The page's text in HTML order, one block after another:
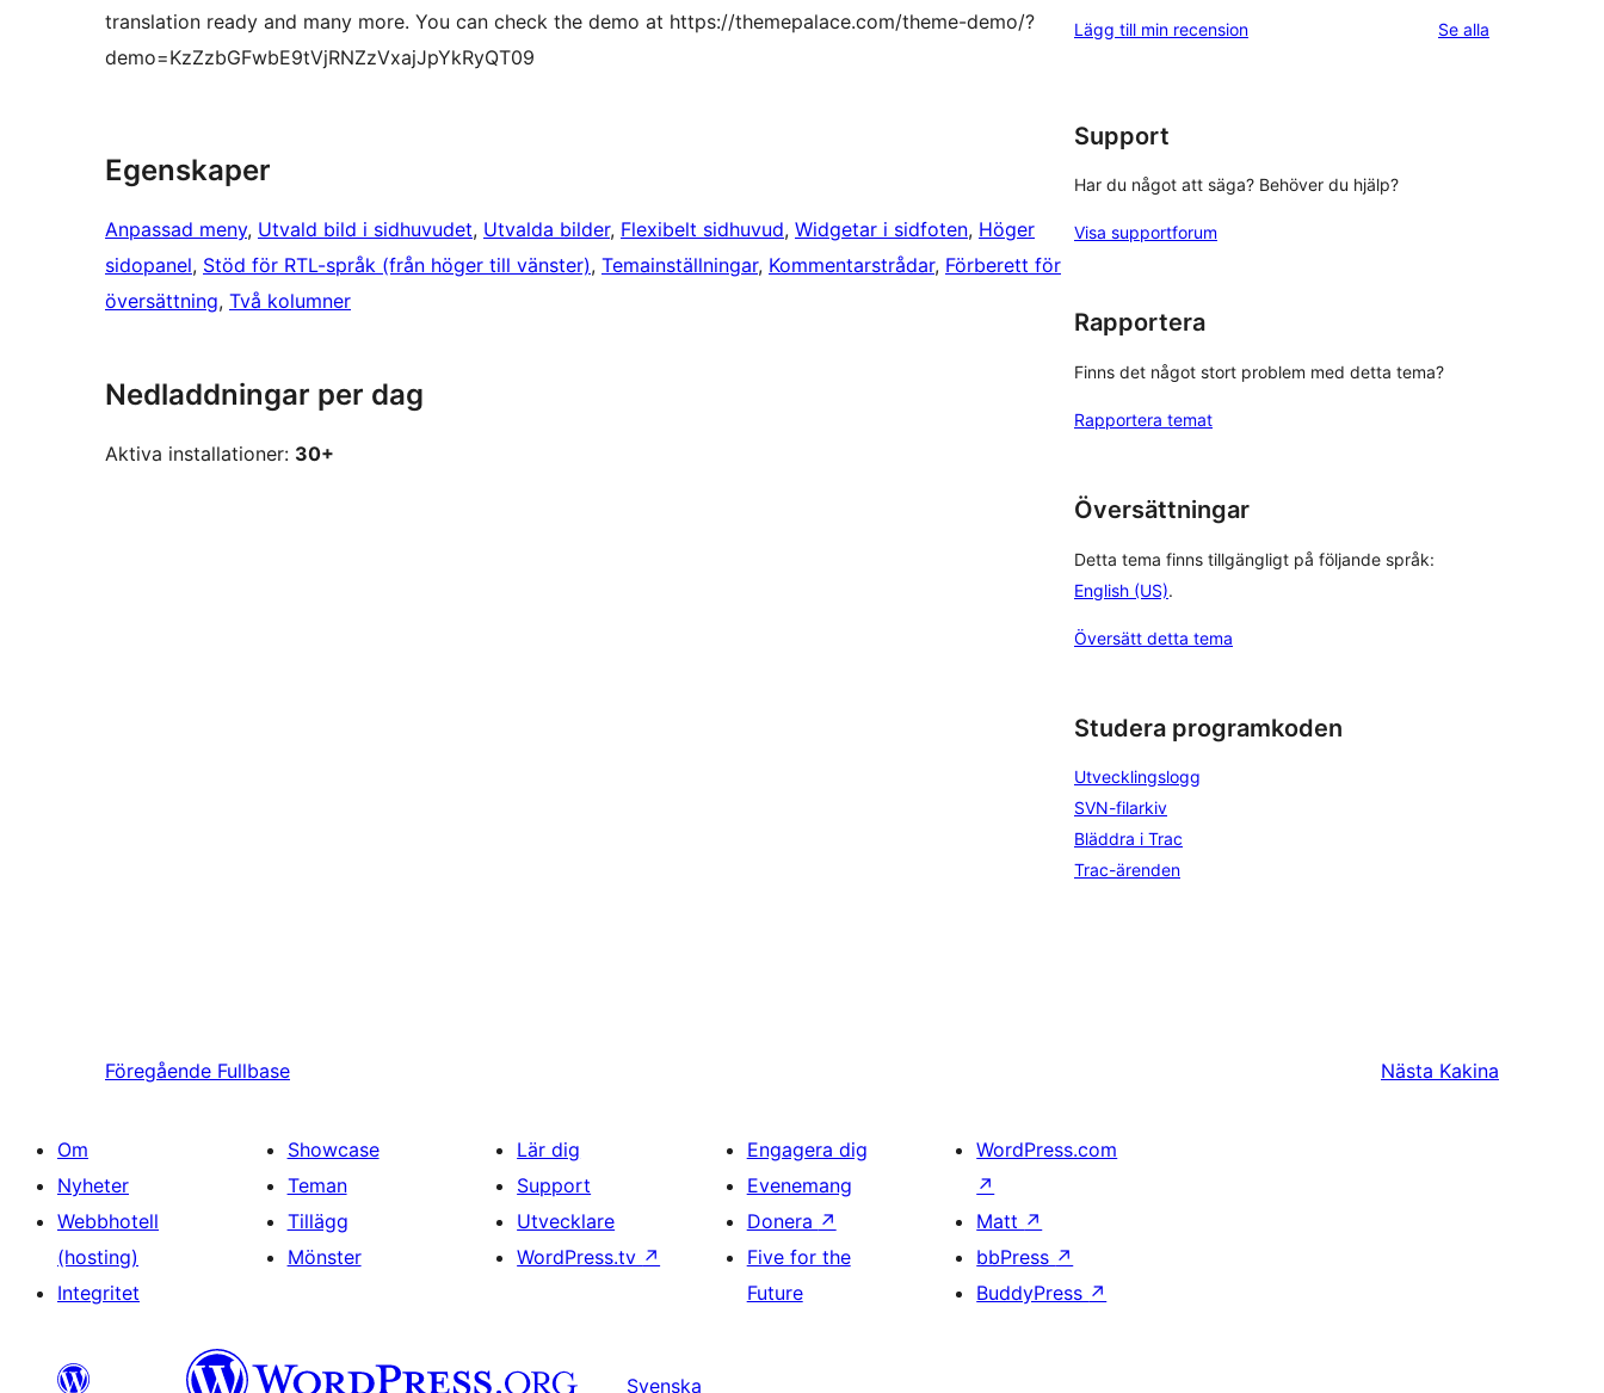
translation ready and many more. You can check the demo at https://themepalace.com/theme-demo/?
demo=KzZzbGFwbE9tVjRNZzVxajJpYkRyQT09
Egenskaper
Anpassad meny, Utvald bild i sidhuvudet, Utvalda bilder, Flexibelt sidhuvud, Widgetar i sidfoten, Höger
sidopanel, Stöd för RTL-språk (från höger till vänster), Temainställningar, Kommentarstrådar, Förberett för
översättning, Två kolumner
Nedladdningar per dag
Aktiva installationer: 30+
recensioner
stjärniga
Lägg till min recension Se alla
Support
Har du något att säga? Behöver du hjälp?
Visa supportforum
Rapportera
Finns det något stort problem med detta tema?
Rapportera temat
Översättningar
Detta tema finns tillgängligt på följande språk:
English (US).
Översätt detta tema
Studera programkoden
Utvecklingslogg
SVN-filarkiv
Bläddra i Trac
Trac-ärenden
Föregående Fullbase Nästa Kakina
Om
Nyheter
Webbhotell
(hosting)
Integritet
Showcase
Teman
Tillägg
Mönster
Lär dig
Support
Utvecklare
WordPress.tv ↗
Engagera dig
Evenemang
Donera ↗
Five for the
Future
WordPress.com
↗
Matt ↗
bbPress ↗
BuddyPress ↗
Svenska